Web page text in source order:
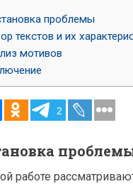
проблемы
текстов и их
мотивов
2
работе